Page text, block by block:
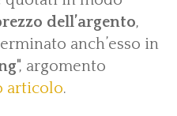
dell’argento,
anch’esso in
", argomento
articolo.